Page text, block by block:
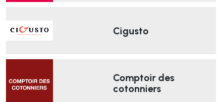
Cigusto
Comptoir des
cotonniers